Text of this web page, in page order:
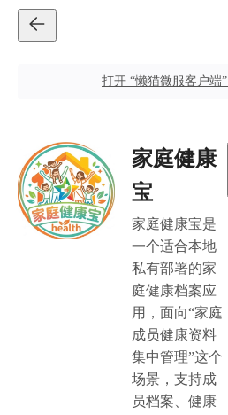
打开 “懒猫微服客户端”
家庭健康
宝
家庭健康宝是
一个适合本地
私有部署的家
庭健康档案应
用，面向“家庭
成员健康资料
集中管理”这个
场景，支持成
员档案、健康